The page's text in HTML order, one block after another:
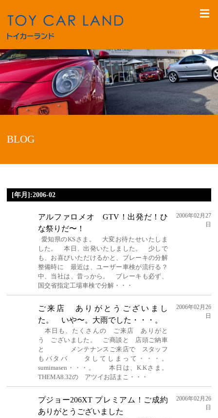
BLOG
[年月]:2006-02
アルファロメオ GTV！出発だ！ひ
な祭りだ〜！
愛知県のKSさま。 大変お待たせいたしま
した。 本日、出発いたしました。 少しで
も、お喜びいただけるかと、ブレーキの分解
整備時に 最近は、ユーザー車検が流行る？
中、当社は、昔っから。 ブレーキも必ず、
国交省指定工場車検で分解・・・
2006年02月27
日
ご来店 ありがとうございまし
た。 いや〜。大雨でした・・・。
本日も、たくさんの ご来店 ありがと
う ございました。 ご商談と 店頭ご納車
と メンテナンスご来店で スタッフ
もバタバ タしてしまって・・・。
sumimasen・・・。 本日は、K.Kさま。
THEMA8.32の アツイお話まこ・・・
2006年02月26
日
プジョー206XT プレミアム！ご成約
ありがとうございました
2006年02月26
日